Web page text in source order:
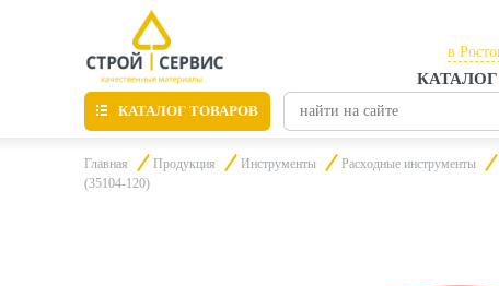
в
в
КАТАЛОГ ТОВАРОВ
Главная Продукция Инструменты Расходные инструменты
(35104-120)